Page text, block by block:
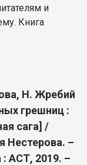
и
Книга
Н. Жребий
грешниц :
сага] /
Нестерова. –
АСТ, 2019. –